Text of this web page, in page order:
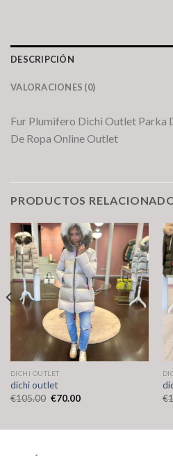
DESCRIPCIÓN
VALORACIONES (0)
Fur Plumifero Dichi Outlet Parka
De Ropa Online Outlet
PRODUCTOS
DICHI OUTLET
dichi outlet
€105.00 €70.00
€